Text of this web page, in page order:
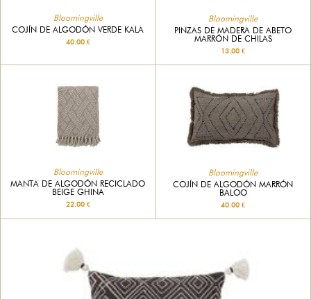
Bloomingville
COJÍN DE ALGODÓN VERDE KALA
40.00 €
Bloomingville
PINZAS DE MADERA DE ABETO
MARRÓN DE CHILAS
13.00 €
Bloomingville
MANTA DE ALGODÓN RECICLADO
BEIGE GHINA
22.00 €
Bloomingville
COJÍN DE ALGODÓN MARRÓN
BALOO
40.00 €